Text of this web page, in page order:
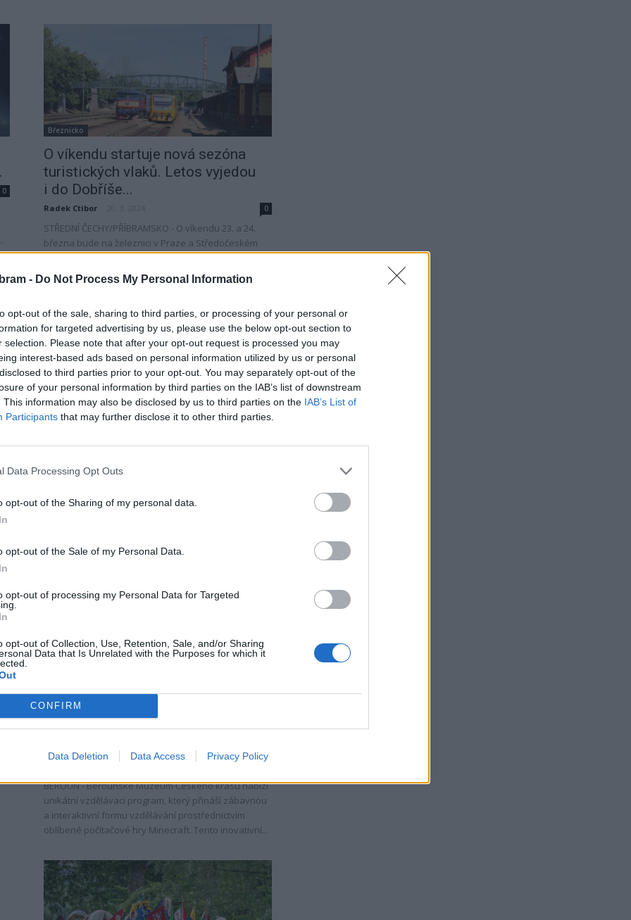
- Do Not Process My Personal Information
opt-out of the sale, sharing to third parties, or processing of your personal or
for targeted advertising by us, please use the below opt-out section to
selection. Please note that after your opt-out request is processed you may
interest-based ads based on personal information utilized by us or personal
to third parties prior to your opt-out. You may separately opt-out of the
of your personal information by third parties on the IAB’s list of downstream
This information may also be disclosed by us to third parties on the IAB’s List of
Participants that may further disclose it to other third parties.
Data Processing Opt Outs
opt-out of the Sharing of my personal data.
opt-out of the Sale of my Personal Data.
opt-out of processing my Personal Data for Targeted
opt-out of Collection, Use, Retention, Sale, and/or Sharing
Data that Is Unrelated with the Purposes for which it
CONFIRM
Data Deletion Data Access Privacy Policy
0
Březnicko
O víkendu startuje nová sezóna
turistických vlaků. Letos vyjedou
i do Dobříše...
Radek Ctibor 0
STŘEDNÍ ČECHY/PŘÍBRAMSKO - O víkendu 23. a 24.
března bude na železnici v Praze a Středočeském
kraji zahájena nová turistická sezóna. Zájemci o
poznávání...
a zbavte se shonu, stejně jako
naši...
Uniknout každodennímu shonu, být načas offline, mít
památky i místní obyvatele…...
0
Tip na výlet: V Muzeu Českého
krasu v Berouně se stanete
geologem pomocí...
BEROUN - Berounské Muzeum Českého krasu nabízí
unikátní vzdělávací program, který přináší zábavnou
a interaktivní formu vzdělávání prostřednictvím
oblíbené počítačové hry Minecraft. Tento inovativní...